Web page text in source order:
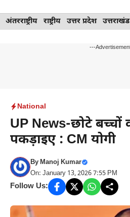
Skip
to
अंतरराष्ट्रीय राष्ट्रीय उत्तर प्रदेश उत्तराखंड
---
National
UP News-छोटे बच्चों
पकड़ाइए : CM योगी
ByManoj Kumar
On: January 13, 2026 7:55 PM
Follow Us: